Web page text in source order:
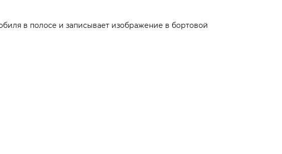
в полосе и записывает изображение в бортовой